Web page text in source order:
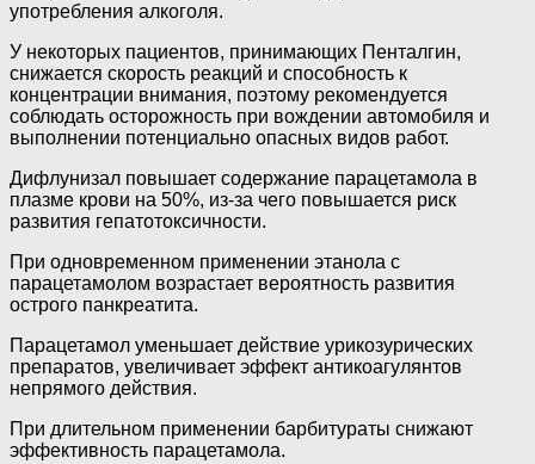
употребления алкоголя.
У некоторых пациентов, принимающих Пенталгин,
снижается скорость реакций и способность к
концентрации внимания, поэтому рекомендуется
соблюдать осторожность при вождении автомобиля и
выполнении потенциально опасных видов работ.
Дифлунизал повышает содержание парацетамола в
плазме крови на 50%, из-за чего повышается риск
развития гепатотоксичности.
При одновременном применении этанола с
парацетамолом возрастает вероятность развития
острого панкреатита.
Парацетамол уменьшает действие урикозурических
препаратов, увеличивает эффект антикоагулянтов
непрямого действия.
При длительном применении барбитураты снижают
эффективность парацетамола.